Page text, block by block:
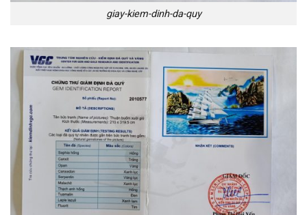
giay-kiem-dinh-da-quy